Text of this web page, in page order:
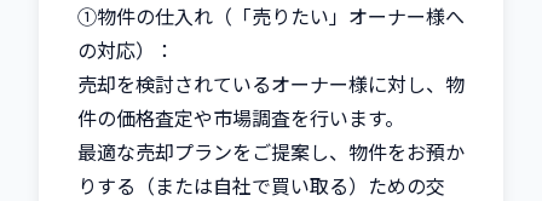
①物件の仕入れ（「売りたい」オーナー様へ
の対応）：
売却を検討されているオーナー様に対し、物
件の価格査定や市場調査を行います。
最適な売却プランをご提案し、物件をお預か
りする（または自社で買い取る）ための交